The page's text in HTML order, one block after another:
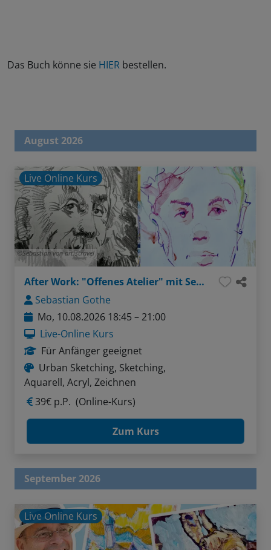
Das Buch könne sie HIER bestellen.
August 2026
Sebastian von artistravel
Live Online Kurs
After Work: "Offenes Atelier" mit Sebastian - Thema: Gesichter ganz einfach (Bleistift / Aquarellstifte)
Sebastian Gothe
Mo, 10.08.2026 18:45 – 21:00
Live-Online Kurs
Für Anfänger geeignet
Urban Sketching, Sketching,
Aquarell, Acryl, Zeichnen
39€ p.P. (Online-Kurs)
Zum Kurs
September 2026
Live Online Kurs